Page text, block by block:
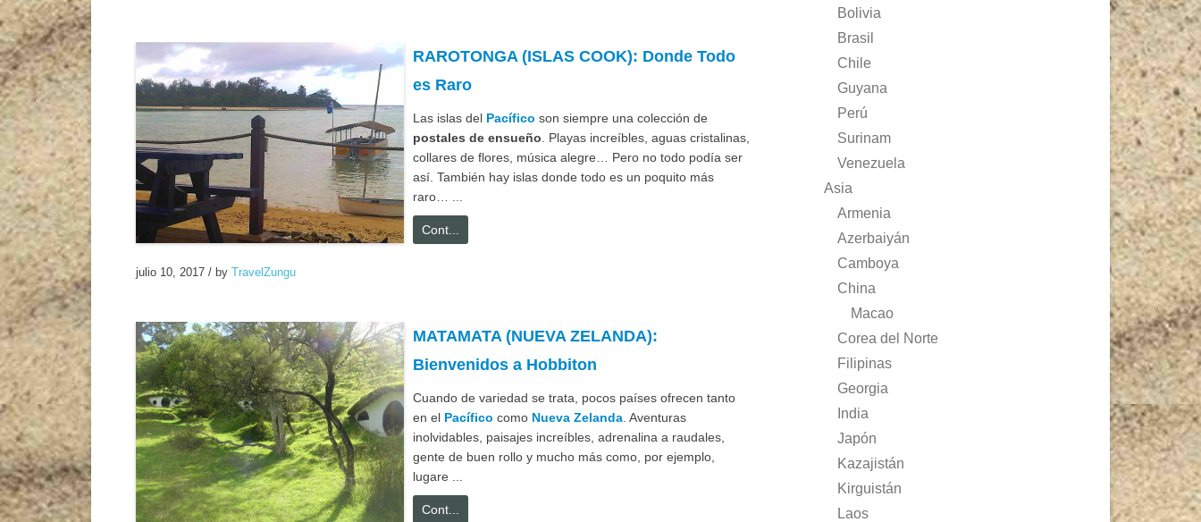
RAROTONGA (ISLAS COOK): Donde Todo
es Raro
Las islas del Pacífico son siempre una colección de
postales de ensueño . Playas increíbles, aguas cristalinas,
collares de flores, música alegre… Pero no todo podía ser
así. También hay islas donde todo es un poquito más
raro… ...
Cont...
julio 10, 2017 / by TravelZungu
MATAMATA (NUEVA ZELANDA):
Bienvenidos a Hobbiton
Cuando de variedad se trata, pocos países ofrecen tanto
en el Pacífico como Nueva Zelanda . Aventuras
inolvidables, paisajes increíbles, adrenalina a raudales,
gente de buen rollo y mucho más como, por ejemplo,
lugare ...
Cont...
Bolivia
Brasil
Chile
Guyana
Perú
Surinam
Venezuela
Asia
Armenia
Azerbaiyán
Camboya
China
Macao
Corea del Norte
Filipinas
Georgia
India
Japón
Kazajistán
Kirguistán
Laos